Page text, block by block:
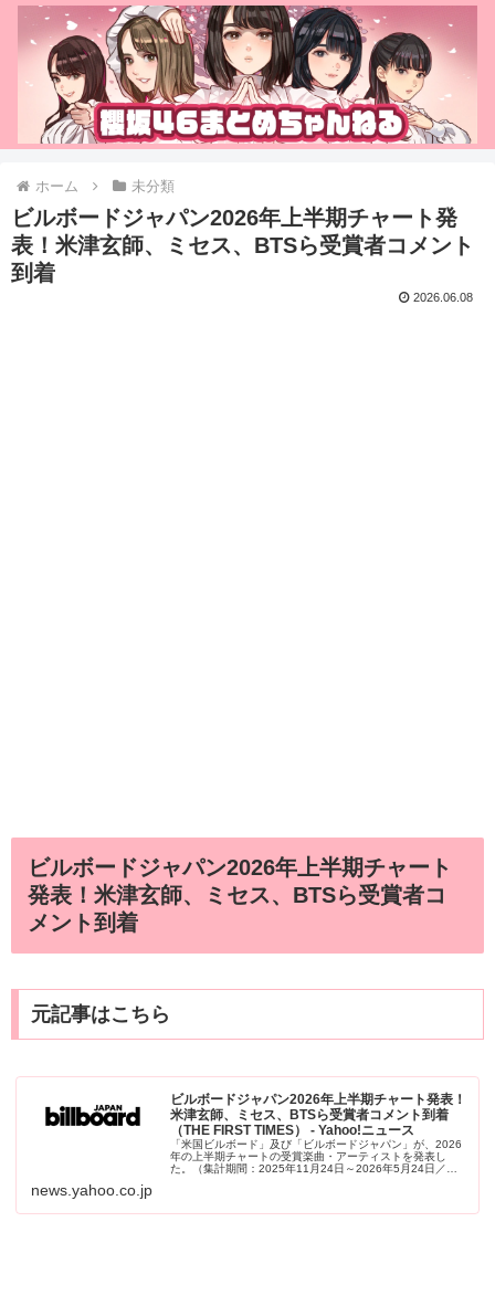
ホーム 未分類
ビルボードジャパン2026年上半期チャート発
表！米津玄師、ミセス、BTSら受賞者コメント
到着
2026.06.08
ビルボードジャパン2026年上半期チャート
発表！米津玄師、ミセス、BTSら受賞者コ
メント到着
元記事はこちら
ビルボードジャパン2026年上半期チャート発表！
米津玄師、ミセス、BTSら受賞者コメント到着
（THE FIRST TIMES） - Yahoo!ニュース
「米国ビルボード」及び「ビルボードジャパン」が、2026
年の上半期チャートの受賞楽曲・アーティストを発表し
た。（集計期間：2025年11月24日～2026年5月24日／
news.yahoo.co.jp